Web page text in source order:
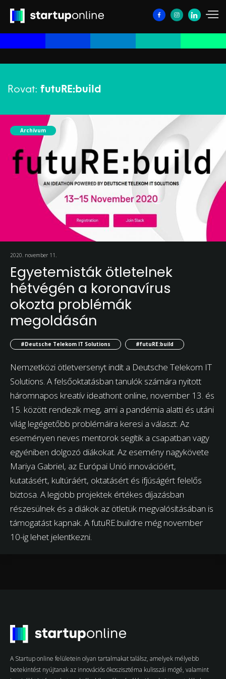
Rovat: futuRE:build
Archívum
2020. november 11.
Egyetemisták ötletelnek
hétvégén a koronavírus
okozta problémák
megoldásán
#Deutsche Telekom IT Solutions #futuRE:build
Nemzetközi ötletversenyt indít a Deutsche Telekom IT
Solutions. A felsőoktatásban tanulók számára nyitott
háromnapos kreatív ideathont online, november 13. és
15. között rendezik meg, ami a pandémia alatti és utáni
világ legégetőbb problémáira keresi a választ. Az
eseményen neves mentorok segítik a csapatban vagy
egyéniben dolgozó diákokat. Az esemény nagykövete
Mariya Gabriel, az Európai Unió innovációért,
kutatásért, kultúráért, oktatásért és ifjúságért felelős
biztosa. A legjobb projektek értékes díjazásban
részesülnek és a diákok az ötletük megvalósításában is
támogatást kapnak. A futuRE:buildre még november
10-ig lehet jelentkezni.
A Startup online felületein olyan tartalmakat találsz, amelyek mélyebb
betekintést nyújtanak az innovációs ökoszisztéma kulisszái mögé, valamint